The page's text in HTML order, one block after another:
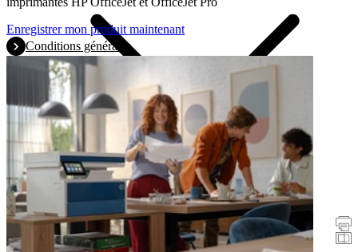
Imprimantes
Scanners
Promotions
Enregistrer mon produit maintenant
Conditions générales